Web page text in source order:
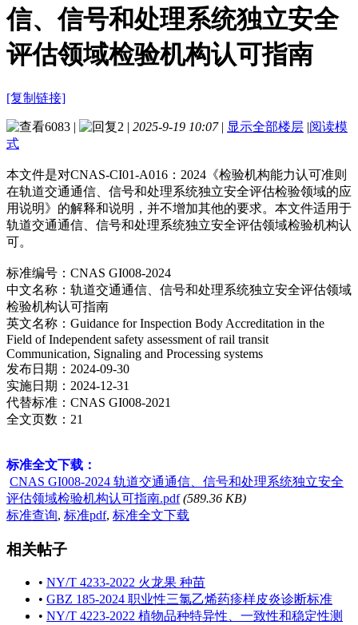
信、信号和处理系统独立安全
评估领域检验机构认可指南
[复制链接]
6083 | 2 | 2025-9-19 10:07 | 显示全部楼层 |阅读模
式
本文件是对CNAS-CI01-A016：2024《检验机构能力认可准则
在轨道交通通信、信号和处理系统独立安全评估检验领域的应
用说明》的解释和说明，并不增加其他的要求。本文件适用于
轨道交通通信、信号和处理系统独立安全评估领域检验机构认
可。
标准编号：CNAS GI008-2024
中文名称：轨道交通通信、信号和处理系统独立安全评估领域
检验机构认可指南
英文名称：Guidance for Inspection Body Accreditation in the
Field of Independent safety assessment of rail transit
Communication, Signaling and Processing systems
发布日期：2024-09-30
实施日期：2024-12-31
代替标准：CNAS GI008-2021
全文页数：21
标准全文下载：
CNAS GI008-2024 轨道交通通信、信号和处理系统独立安全
评估领域检验机构认可指南.pdf (589.36 KB)
标准查询, 标准pdf, 标准全文下载
相关帖子
• NY/T 4233-2022 火龙果 种苗
• GBZ 185-2024 职业性三氯乙烯药疹样皮炎诊断标准
• NY/T 4223-2022 植物品种特异性、一致性和稳定性测